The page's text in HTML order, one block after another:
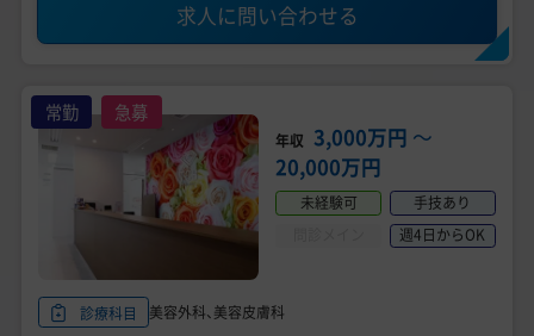
求人に問い合わせる
常勤 急募
年収 3,000万円 〜
20,000万円
未経験可
手技あり
週4日からOK
診療科目
美容外科、美容皮膚科